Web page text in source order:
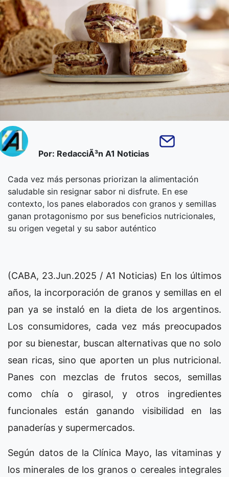
Por: RedacciÃ³n A1 Noticias
Cada vez más personas priorizan la alimentación
saludable sin resignar sabor ni disfrute. En ese
contexto, los panes elaborados con granos y semillas
ganan protagonismo por sus beneficios nutricionales,
su origen vegetal y su sabor auténtico
(CABA, 23.Jun.2025 / A1 Noticias) En los últimos
años, la incorporación de granos y semillas en el
pan ya se instaló en la dieta de los argentinos.
Los consumidores, cada vez más preocupados
por su bienestar, buscan alternativas que no solo
sean ricas, sino que aporten un plus nutricional.
Panes con mezclas de frutos secos, semillas
como chía o girasol, y otros ingredientes
funcionales están ganando visibilidad en las
panaderías y supermercados.
Según datos de la Clínica Mayo, las vitaminas y
los minerales de los granos o cereales integrales